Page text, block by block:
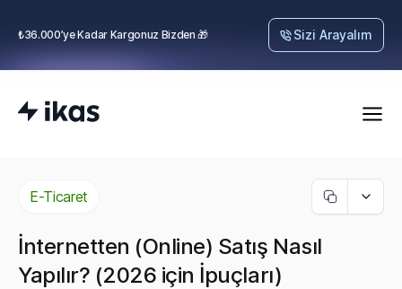
₺36.000’ye Kadar Kargonuz Bizden 🎁 Sizi Arayalım
E-Ticaret
İnternetten (Online) Satış Nasıl
Yapılır? (2026 için İpuçları)